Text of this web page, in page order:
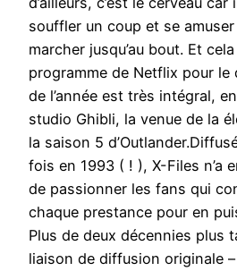
souffler un coup et se
marcher jusqu’au bout. Et
programme de Netflix pour le
de l’année est très intégral,
studio Ghibli, la venue de la
la saison 5
fois en 1993 ( ! ), X-Files n’a
de passionner les fans qui
chaque prestance pour en
Plus de deux décennies plus
liaison de diffusion originale